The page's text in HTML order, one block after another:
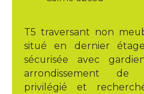
T5 traversant non
situé en dernier
sécurisée avec
arrondissement de
privilégié et